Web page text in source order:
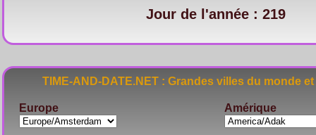
Jour de l'année : 219
TIME-AND-DATE.NET : Grandes villes du
Europe Amérique